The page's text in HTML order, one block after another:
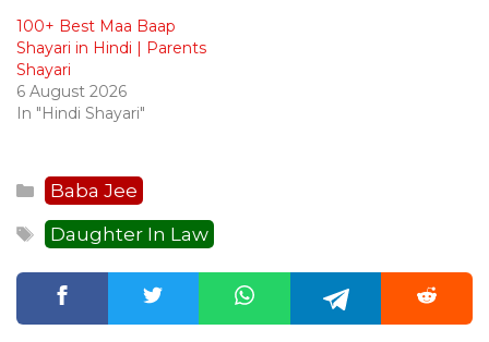
100+ Best Maa Baap
Shayari in Hindi | Parents
Shayari
6 August 2026
In "Hindi Shayari"
Categories
Baba Jee
Tags
Daughter In Law